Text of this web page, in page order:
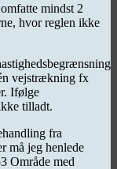
mindst 2
hvor reglen ikke
vejstrækning fx
Ifølge
tilladt.
fra
må jeg henlede
Område med